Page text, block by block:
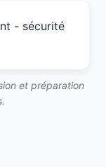
et préparation